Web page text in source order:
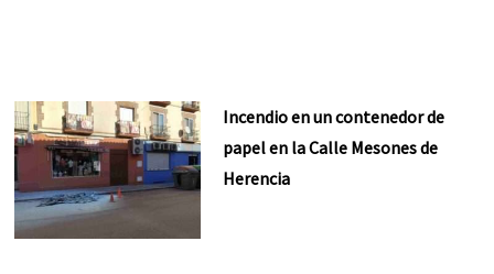
Incendio en un contenedor de
papel en la Calle Mesones de
Herencia